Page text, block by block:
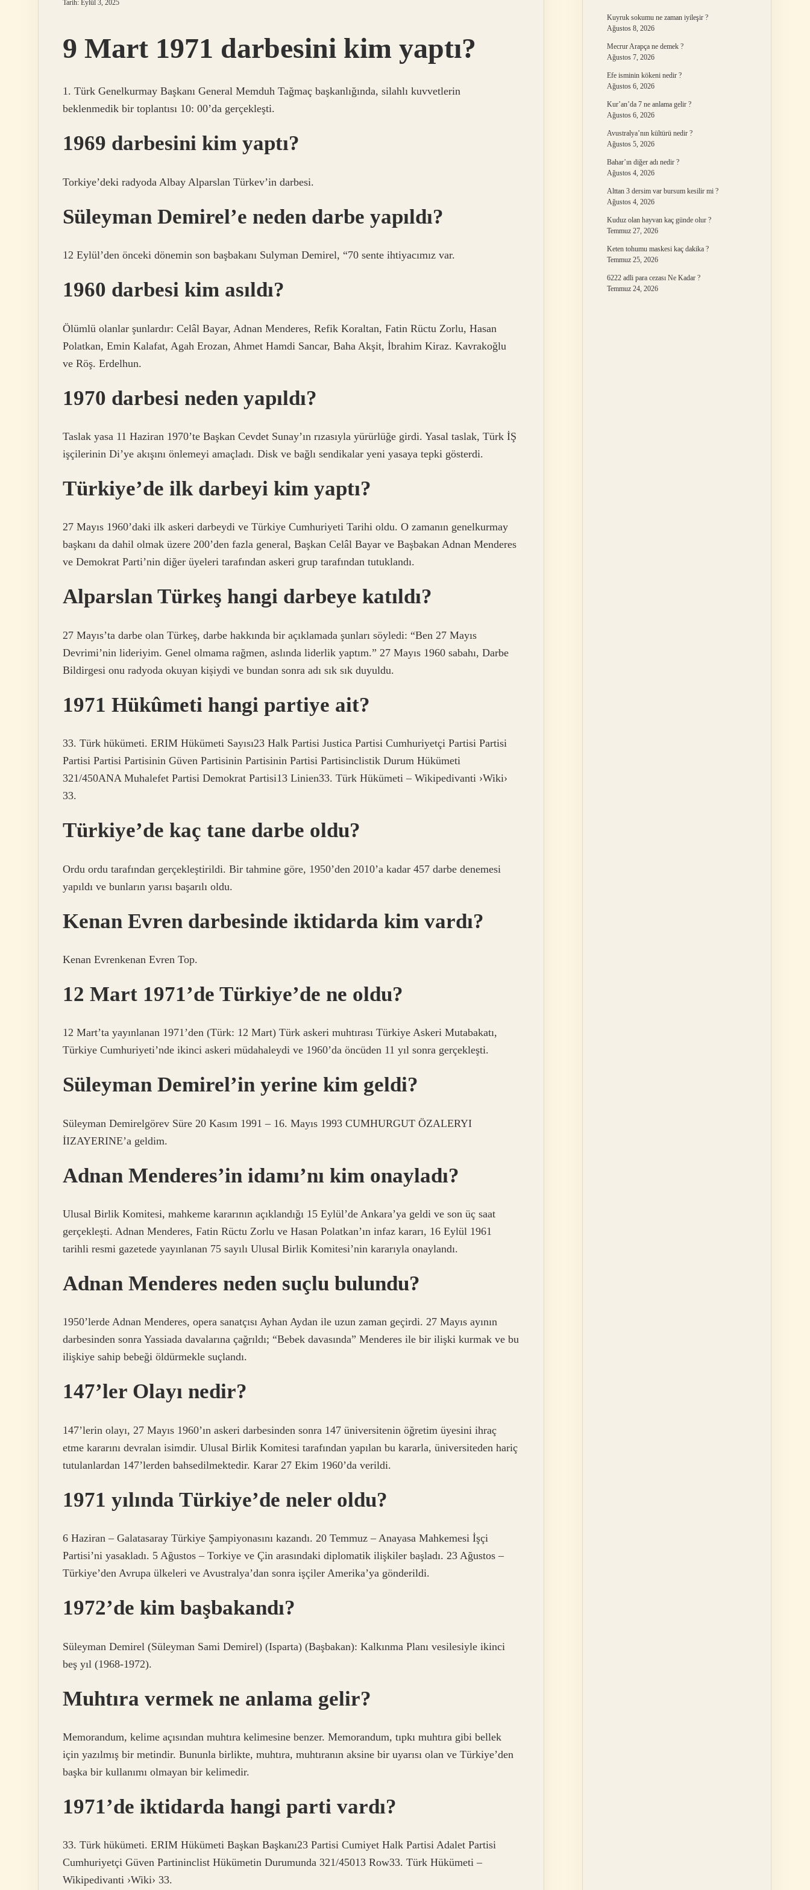
Tarih: Eylül 3, 2025
9 Mart 1971 darbesini kim yaptı?
1. Türk Genelkurmay Başkanı General Memduh Tağmaç başkanlığında, silahlı kuvvetlerin
beklenmedik bir toplantısı 10: 00’da gerçekleşti.
1969 darbesini kim yaptı?
Torkiye’deki radyoda Albay Alparslan Türkev’in darbesi.
Süleyman Demirel’e neden darbe yapıldı?
12 Eylül’den önceki dönemin son başbakanı Sulyman Demirel, “70 sente ihtiyacımız var.
1960 darbesi kim asıldı?
Ölümlü olanlar şunlardır: Celâl Bayar, Adnan Menderes, Refik Koraltan, Fatin Rüctu Zorlu, Hasan
Polatkan, Emin Kalafat, Agah Erozan, Ahmet Hamdi Sancar, Baha Akşit, İbrahim Kiraz. Kavrakoğlu
ve Röş. Erdelhun.
1970 darbesi neden yapıldı?
Taslak yasa 11 Haziran 1970’te Başkan Cevdet Sunay’ın rızasıyla yürürlüğe girdi. Yasal taslak, Türk İŞ
işçilerinin Di’ye akışını önlemeyi amaçladı. Disk ve bağlı sendikalar yeni yasaya tepki gösterdi.
Türkiye’de ilk darbeyi kim yaptı?
27 Mayıs 1960’daki ilk askeri darbeydi ve Türkiye Cumhuriyeti Tarihi oldu. O zamanın genelkurmay
başkanı da dahil olmak üzere 200’den fazla general, Başkan Celâl Bayar ve Başbakan Adnan Menderes
ve Demokrat Parti’nin diğer üyeleri tarafından askeri grup tarafından tutuklandı.
Alparslan Türkeş hangi darbeye katıldı?
27 Mayıs’ta darbe olan Türkeş, darbe hakkında bir açıklamada şunları söyledi: “Ben 27 Mayıs
Devrimi’nin lideriyim. Genel olmama rağmen, aslında liderlik yaptım.” 27 Mayıs 1960 sabahı, Darbe
Bildirgesi onu radyoda okuyan kişiydi ve bundan sonra adı sık sık duyuldu.
1971 Hükûmeti hangi partiye ait?
33. Türk hükümeti. ERIM Hükümeti Sayısı23 Halk Partisi Justica Partisi Cumhuriyetçi Partisi Partisi
Partisi Partisi Partisinin Güven Partisinin Partisinin Partisi Partisinclistik Durum Hükümeti
321/450ANA Muhalefet Partisi Demokrat Partisi13 Linien33. Türk Hükümeti – Wikipedivanti ›Wiki›
33.
Türkiye’de kaç tane darbe oldu?
Ordu ordu tarafından gerçekleştirildi. Bir tahmine göre, 1950’den 2010’a kadar 457 darbe denemesi
yapıldı ve bunların yarısı başarılı oldu.
Kenan Evren darbesinde iktidarda kim vardı?
Kenan Evrenkenan Evren Top.
12 Mart 1971’de Türkiye’de ne oldu?
12 Mart’ta yayınlanan 1971’den (Türk: 12 Mart) Türk askeri muhtırası Türkiye Askeri Mutabakatı,
Türkiye Cumhuriyeti’nde ikinci askeri müdahaleydi ve 1960’da öncüden 11 yıl sonra gerçekleşti.
Süleyman Demirel’in yerine kim geldi?
Süleyman Demirelgörev Süre 20 Kasım 1991 – 16. Mayıs 1993 CUMHURGUT ÖZALERYI
İIZAYERINE’a geldim.
Adnan Menderes’in idamı’nı kim onayladı?
Ulusal Birlik Komitesi, mahkeme kararının açıklandığı 15 Eylül’de Ankara’ya geldi ve son üç saat
gerçekleşti. Adnan Menderes, Fatin Rüctu Zorlu ve Hasan Polatkan’ın infaz kararı, 16 Eylül 1961
tarihli resmi gazetede yayınlanan 75 sayılı Ulusal Birlik Komitesi’nin kararıyla onaylandı.
Adnan Menderes neden suçlu bulundu?
1950’lerde Adnan Menderes, opera sanatçısı Ayhan Aydan ile uzun zaman geçirdi. 27 Mayıs ayının
darbesinden sonra Yassiada davalarına çağrıldı; “Bebek davasında” Menderes ile bir ilişki kurmak ve bu
ilişkiye sahip bebeği öldürmekle suçlandı.
147’ler Olayı nedir?
147’lerin olayı, 27 Mayıs 1960’ın askeri darbesinden sonra 147 üniversitenin öğretim üyesini ihraç
etme kararını devralan isimdir. Ulusal Birlik Komitesi tarafından yapılan bu kararla, üniversiteden hariç
tutulanlardan 147’lerden bahsedilmektedir. Karar 27 Ekim 1960’da verildi.
1971 yılında Türkiye’de neler oldu?
6 Haziran – Galatasaray Türkiye Şampiyonasını kazandı. 20 Temmuz – Anayasa Mahkemesi İşçi
Partisi’ni yasakladı. 5 Ağustos – Torkiye ve Çin arasındaki diplomatik ilişkiler başladı. 23 Ağustos –
Türkiye’den Avrupa ülkeleri ve Avustralya’dan sonra işçiler Amerika’ya gönderildi.
1972’de kim başbakandı?
Süleyman Demirel (Süleyman Sami Demirel) (Isparta) (Başbakan): Kalkınma Planı vesilesiyle ikinci
beş yıl (1968-1972).
Muhtıra vermek ne anlama gelir?
Memorandum, kelime açısından muhtıra kelimesine benzer. Memorandum, tıpkı muhtıra gibi bellek
için yazılmış bir metindir. Bununla birlikte, muhtıra, muhtıranın aksine bir uyarısı olan ve Türkiye’den
başka bir kullanımı olmayan bir kelimedir.
1971’de iktidarda hangi parti vardı?
33. Türk hükümeti. ERIM Hükümeti Başkan Başkanı23 Partisi Cumiyet Halk Partisi Adalet Partisi
Cumhuriyetçi Güven Partininclist Hükümetin Durumunda 321/45013 Row33. Türk Hükümeti –
Wikipedivanti ›Wiki› 33.
Kuyruk sokumu ne zaman iyileşir ?
Ağustos 8, 2026
Mecrur Arapça ne demek ?
Ağustos 7, 2026
Efe isminin kökeni nedir ?
Ağustos 6, 2026
Kur’an’da 7 ne anlama gelir ?
Ağustos 6, 2026
Avustralya’nın kültürü nedir ?
Ağustos 5, 2026
Bahar’ın diğer adı nedir ?
Ağustos 4, 2026
Alttan 3 dersim var bursum kesilir mi ?
Ağustos 4, 2026
Kuduz olan hayvan kaç günde olur ?
Temmuz 27, 2026
Keten tohumu maskesi kaç dakika ?
Temmuz 25, 2026
6222 adli para cezası Ne Kadar ?
Temmuz 24, 2026